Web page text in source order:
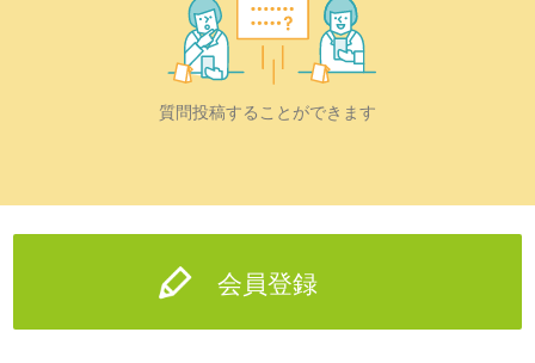
質問投稿することができます
会員登録